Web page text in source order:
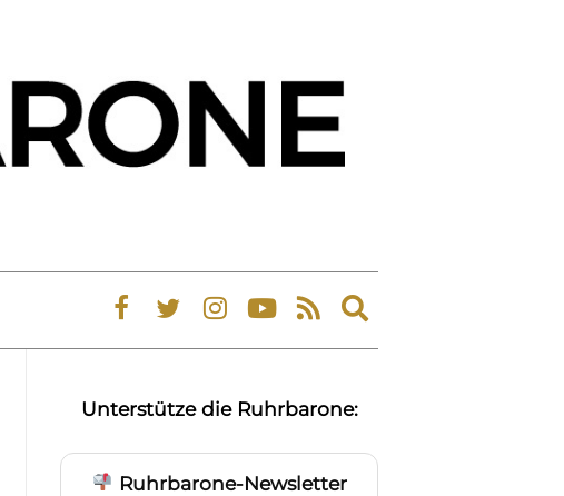
Expand
search
Unterstütze die Ruhrbarone:
Ruhrbarone-Newsletter